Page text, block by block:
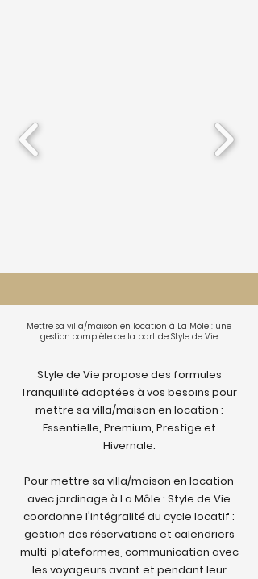
Mettre sa villa/maison en location à La Môle : une
gestion complète de la part de Style de Vie
Style de Vie propose des formules
Tranquillité adaptées à vos besoins pour
mettre sa villa/maison en location :
Essentielle, Premium, Prestige et
Hivernale.
Pour mettre sa villa/maison en location
avec jardinage à La Môle : Style de Vie
coordonne l'intégralité du cycle locatif :
gestion des réservations et calendriers
multi-plateformes, communication avec
les voyageurs avant et pendant leur